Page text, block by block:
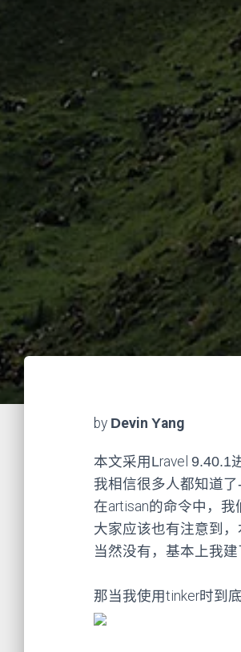
by Devin Yang
本文采用Lravel 9.40.1
我相信很多人都知道了
在artisan的命令中，
大家应该也有注意到
当然没有，基本上我建
那当我使用tinker时到